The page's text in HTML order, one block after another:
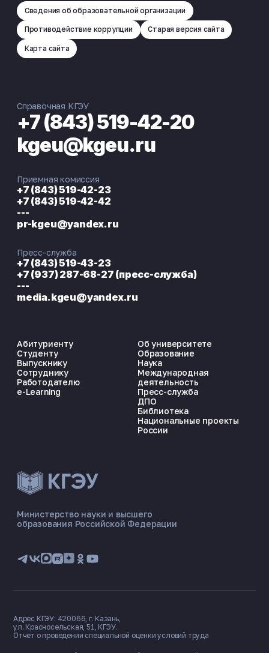
ЭНЕРГОКОД — ПОМОЩНИК КГЭУ
📋 Приёмная комиссия
🏠 Общежитие
Сведения об образовательной организации
Противодействие коррупции Старая версия сайта
Карта сайта
Министерство науки и высшего
образования Российской Федерации
Абитуриенту
Студенту
Выпускнику
Сотруднику
Работодателю
e-Learning
Об университете
Образование
Наука
Международная
деятельность
Пресс-служба
ДПО
Библиотека
Национальные проекты
России
Справочная КГЭУ
+7 (843) 519-42-20
kgeu@kgeu.ru
Приемная комиссия
+7 (843) 519-42-23
+7 (843) 519-42-42
---
pr-kgeu@yandex.ru
Пресс-служба
+7 (843) 519-43-23
+7 (937) 287-68-27 (пресс-служба)
---
media.kgeu@yandex.ru
Адрес КГЭУ: 420066, г. Казань,
ул. Красносельская, 51, КГЭУ.
Отчет о проведении специальной оценки условий труда